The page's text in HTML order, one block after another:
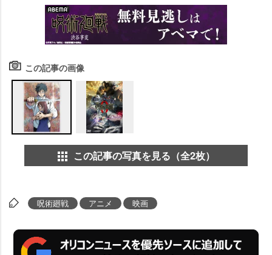
この記事の画像
この記事の写真を見る（全2枚）
呪術廻戦 アニメ 映画